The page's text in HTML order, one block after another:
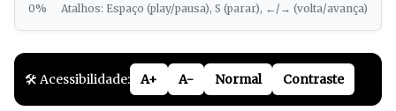
0% Atalhos: Espaço (play/pausa), S (parar), ←/→ (volta/avança)
🛠️ Acessibilidade: A+ A- Normal Contraste